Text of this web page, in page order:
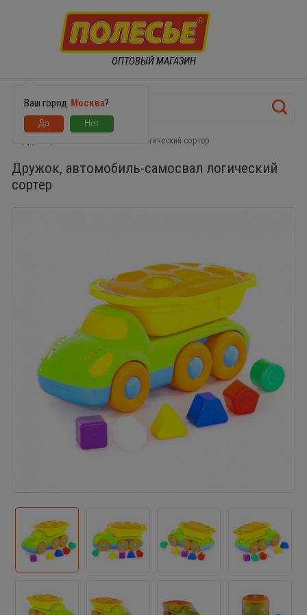
ОПТОВЫЙ МАГАЗИН
Ваш город Москва?
Дружок, автомобиль-самосвал логический сортер
Дружок, автомобиль-самосвал логический
сортер